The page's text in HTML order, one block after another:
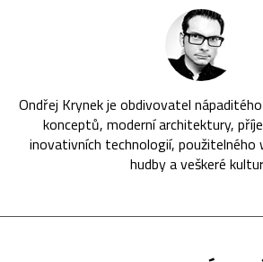
Ondřej Krynek je obdivovatel
konceptů, moderní architektury,
inovativních technologií, použitelného
hudby a veškeré